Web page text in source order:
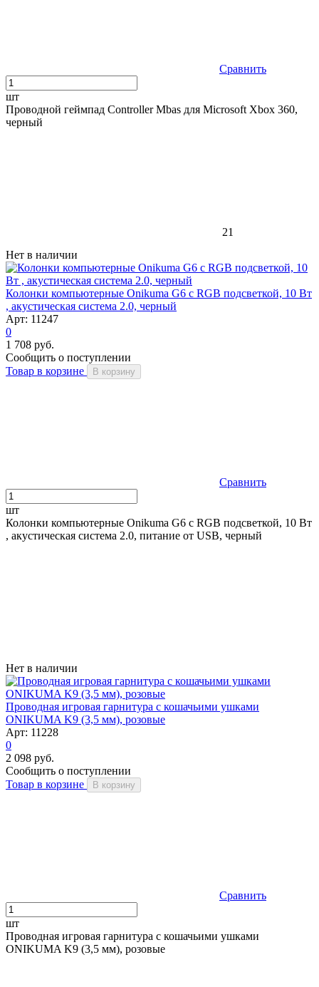
Сравнить
шт
Проводной геймпад Controller Mbas для Microsoft Xbox 360,
черный
21
Нет в наличии
Колонки компьютерные Onikuma G6 c RGB подсветкой, 10 Вт
, акустическая система 2.0, черный
Арт: 11247
0
1 708 руб.
Сообщить о поступлении
Товар в корзине
В корзину
Сравнить
шт
Колонки компьютерные Onikuma G6 c RGB подсветкой, 10 Вт
, акустическая система 2.0, питание от USB, черный
Нет в наличии
Проводная игровая гарнитура с кошачьими ушками
ONIKUMA K9 (3,5 мм), розовые
Арт: 11228
0
2 098 руб.
Сообщить о поступлении
Товар в корзине
В корзину
Сравнить
шт
Проводная игровая гарнитура с кошачьими ушками
ONIKUMA K9 (3,5 мм), розовые